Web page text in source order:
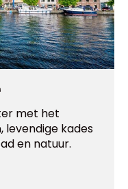
met het
levendige kades
en natuur.